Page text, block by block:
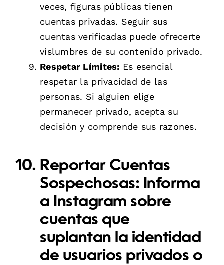
veces, figuras públicas tienen
cuentas privadas. Seguir sus
cuentas verificadas puede ofrecerte
vislumbres de su contenido privado.
Respetar Límites: Es esencial
respetar la privacidad de las
personas. Si alguien elige
permanecer privado, acepta su
decisión y comprende sus razones.
Reportar Cuentas
Sospechosas: Informa
a Instagram sobre
cuentas que
suplantan la identidad
de usuarios privados o